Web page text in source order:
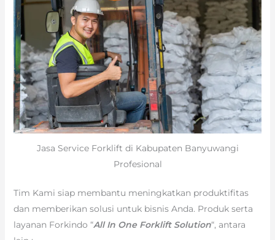
Jasa Service Forklift di Kabupaten Banyuwangi
Profesional
Tim Kami siap membantu meningkatkan produktifitas
dan memberikan solusi untuk bisnis Anda. Produk serta
layanan Forkindo “All In One Forklift Solution“, antara